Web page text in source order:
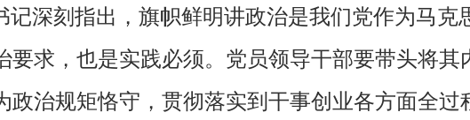
深刻指出，旗帜鲜明讲政治是我们党作为马克
求，也是实践必须。党员领导干部要带头将其
治规矩恪守，贯彻落实到干事创业各方面全过